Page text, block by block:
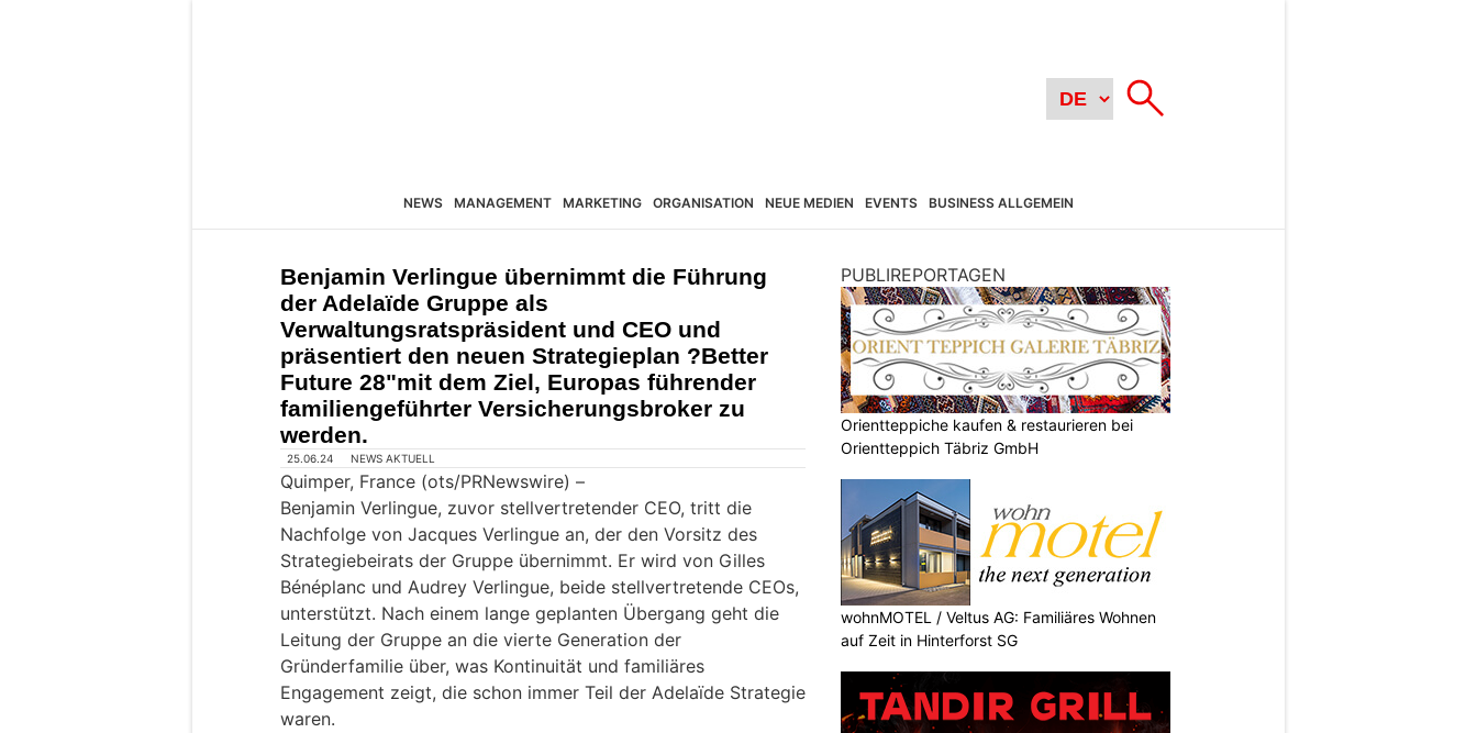
NEWS MANAGEMENT MARKETING ORGANISATION NEUE MEDIEN EVENTS BUSINESS ALLGEMEIN
Benjamin Verlingue übernimmt die Führung
der Adelaïde Gruppe als
Verwaltungsratspräsident und CEO und
präsentiert den neuen Strategieplan ?Better
Future 28"mit dem Ziel, Europas führender
familiengeführter Versicherungsbroker zu
werden.
25.06.24 NEWS AKTUELL
Quimper, France (ots/PRNewswire) –
Benjamin Verlingue, zuvor stellvertretender CEO, tritt die
Nachfolge von Jacques Verlingue an, der den Vorsitz des
Strategiebeirats der Gruppe übernimmt. Er wird von Gilles
Bénéplanc und Audrey Verlingue, beide stellvertretende CEOs,
unterstützt. Nach einem lange geplanten Übergang geht die
Leitung der Gruppe an die vierte Generation der
Gründerfamilie über, was Kontinuität und familiäres
Engagement zeigt, die schon immer Teil der Adelaïde Strategie
waren.
PUBLIREPORTAGEN
Orientteppiche kaufen & restaurieren bei
Orientteppich Täbriz GmbH
wohnMOTEL / Veltus AG: Familiäres Wohnen
auf Zeit in Hinterforst SG